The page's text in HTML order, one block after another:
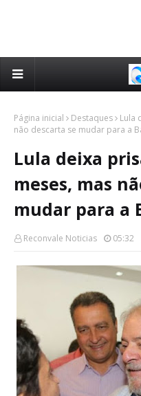
Página inicial Destaques
Lula
não descarta se mudar para a
Lula deixa
meses, mas
mudar para a
Reconvale Noticias 05:32